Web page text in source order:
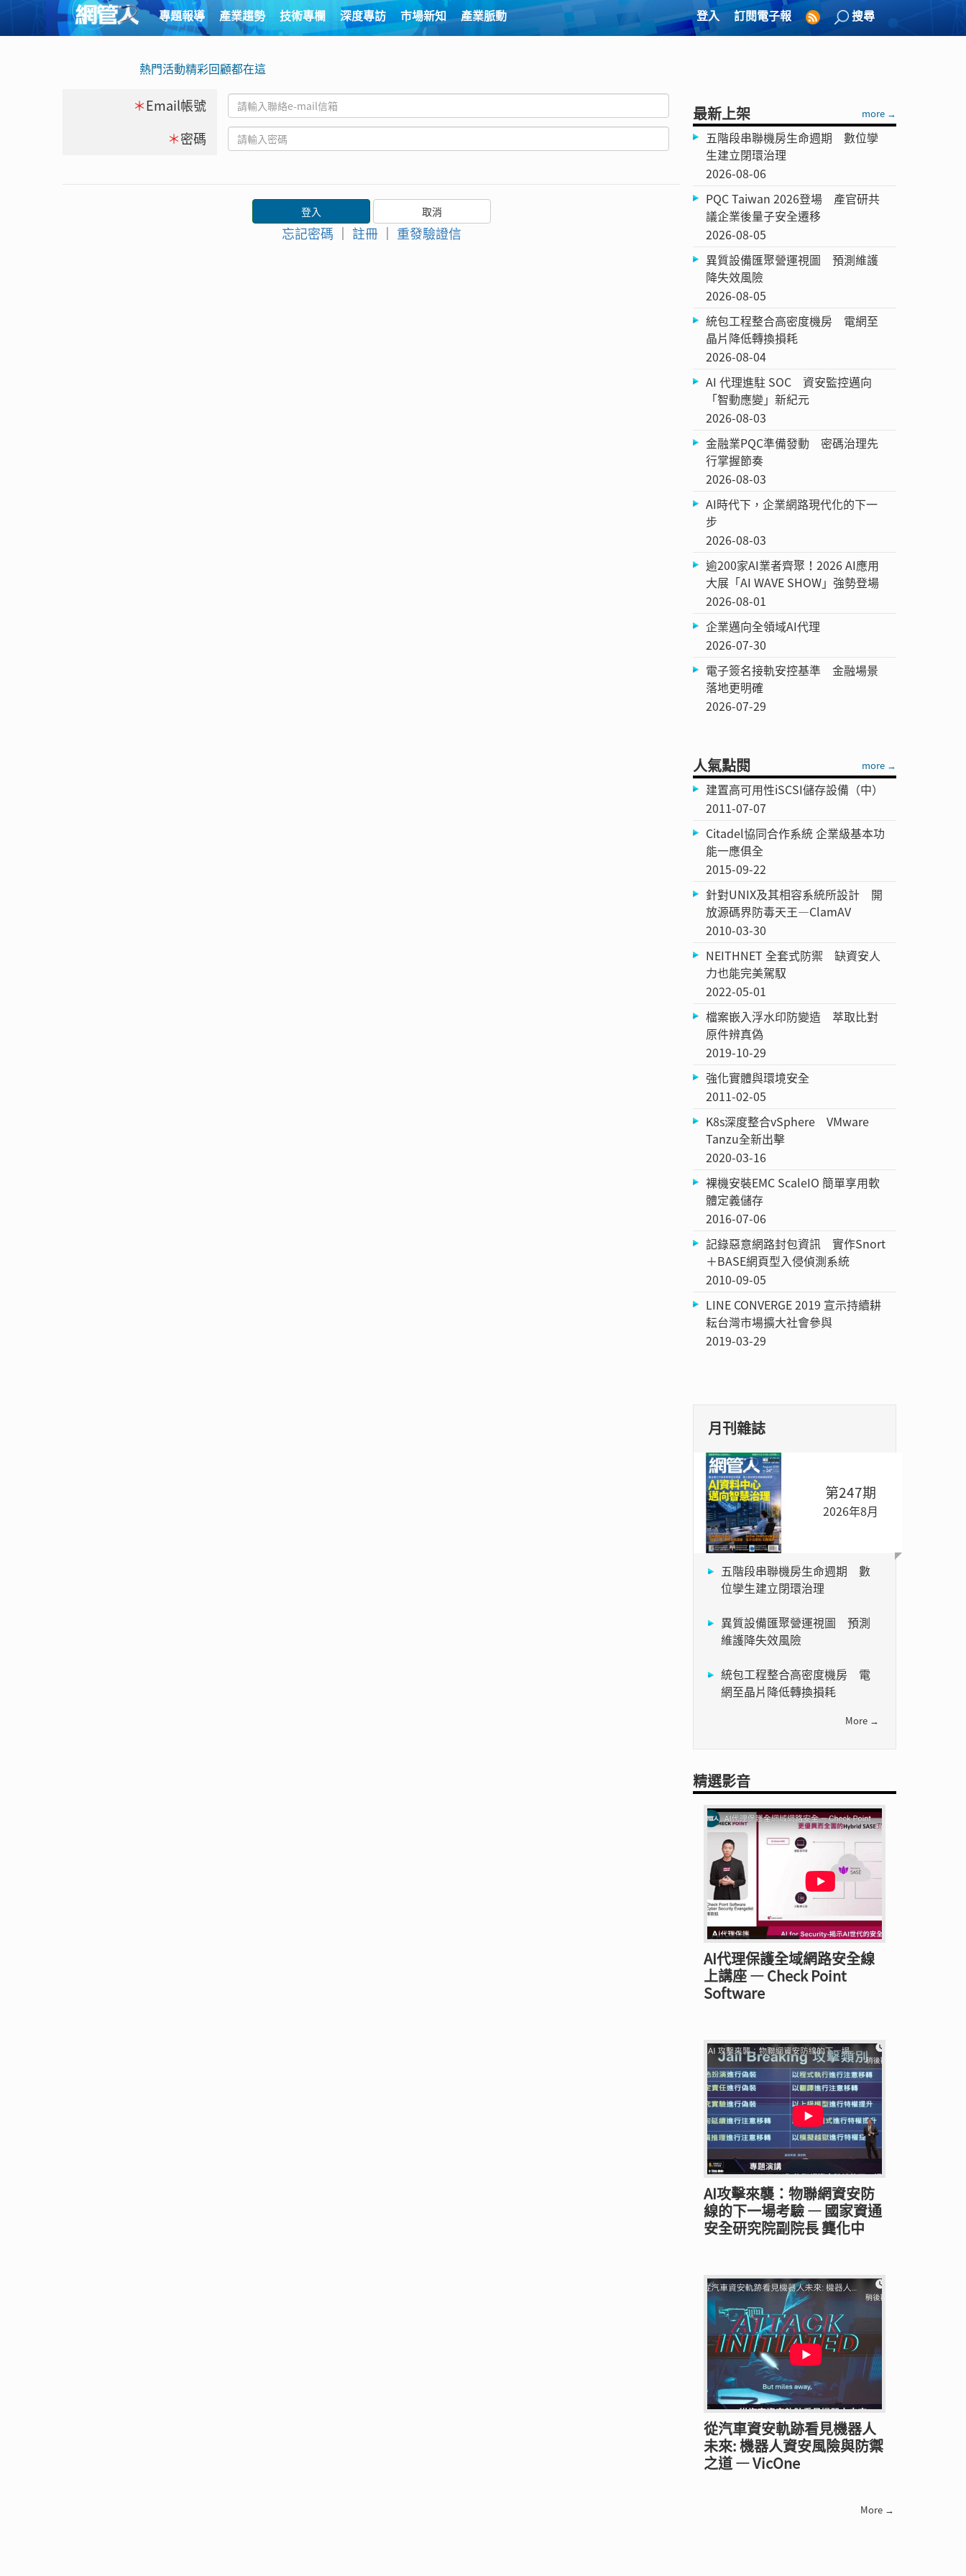
專題報導 產業趨勢 技術專欄 深度專訪 市場新知 產業脈動 登入 訂閱電子報 搜尋
熱門活動精彩回顧都在這
＊Email帳號
＊密碼
忘記密碼 ｜ 註冊 ｜ 重發驗證信
最新上架 more →
五階段串聯機房生命週期 數位孿
生建立閉環治理
2026-08-06
PQC Taiwan 2026登場 產官研共
議企業後量子安全遷移
2026-08-05
異質設備匯聚營運視圖 預測維護
降失效風險
2026-08-05
統包工程整合高密度機房 電網至
晶片降低轉換損耗
2026-08-04
AI 代理進駐 SOC 資安監控邁向
「智動應變」新紀元
2026-08-03
金融業PQC準備發動 密碼治理先
行掌握節奏
2026-08-03
AI時代下，企業網路現代化的下一
步
2026-08-03
逾200家AI業者齊聚！2026 AI應用
大展「AI WAVE SHOW」強勢登場
2026-08-01
企業邁向全領域AI代理
2026-07-30
電子簽名接軌安控基準 金融場景
落地更明確
2026-07-29
人氣點閱 more →
建置高可用性iSCSI儲存設備（中）
2011-07-07
Citadel協同合作系統 企業級基本功
能一應俱全
2015-09-22
針對UNIX及其相容系統所設計 開
放源碼界防毒天王—ClamAV
2010-03-30
NEITHNET 全套式防禦 缺資安人
力也能完美駕馭
2022-05-01
檔案嵌入浮水印防變造 萃取比對
原件辨真偽
2019-10-29
強化實體與環境安全
2011-02-05
K8s深度整合vSphere VMware
Tanzu全新出擊
2020-03-16
裸機安裝EMC ScaleIO 簡單享用軟
體定義儲存
2016-07-06
記錄惡意網路封包資訊 實作Snort
＋BASE網頁型入侵偵測系統
2010-09-05
LINE CONVERGE 2019 宣示持續耕
耘台灣市場擴大社會參與
2019-03-29
月刊雜誌
第247期
2026年8月
五階段串聯機房生命週期 數
位孿生建立閉環治理
異質設備匯聚營運視圖 預測
維護降失效風險
統包工程整合高密度機房 電
網至晶片降低轉換損耗
More →
精選影音
AI代理保護全域網路安全線
上講座 — Check Point
Software
AI攻擊來襲：物聯網資安防
線的下一場考驗 — 國家資通
安全研究院副院長 龔化中
從汽車資安軌跡看見機器人
未來: 機器人資安風險與防禦
之道 — VicOne
More →